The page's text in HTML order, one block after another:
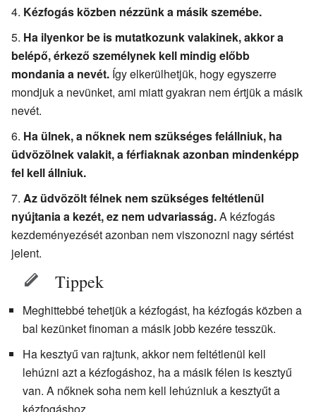
Kézfogás közben nézzünk a másik szemébe.
Ha ilyenkor be is mutatkozunk valakinek, akkor a
belépő, érkező személynek kell mindig előbb
mondania a nevét. Így elkerülhetjük, hogy egyszerre
mondjuk a nevünket, ami miatt gyakran nem értjük a másik
nevét.
Ha ülnek, a nőknek nem szükséges felállniuk, ha
üdvözölnek valakit, a férfiaknak azonban mindenképp
fel kell állniuk.
Az üdvözölt félnek nem szükséges feltétlenül
nyújtania a kezét, ez nem udvariasság.A kézfogás
kezdeményezését azonban nem viszonozni nagy sértést
jelent.
Tippek
Meghittebbé tehetjük a kézfogást, ha kézfogás közben a
bal kezünket finoman a másik jobb kezére tesszük.
Ha kesztyű van rajtunk, akkor nem feltétlenül kell
lehúzni azt a kézfogáshoz, ha a másik félen is kesztyű
van. A nőknek soha nem kell lehúzniuk a kesztyűt a
kézfogáshoz.